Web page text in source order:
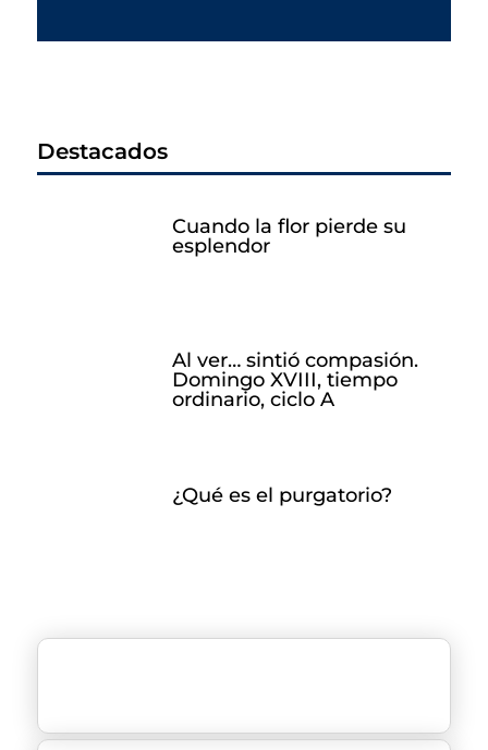
Destacados
Cuando la flor pierde su
esplendor
Al ver… sintió compasión.
Domingo XVIII, tiempo
ordinario, ciclo A
¿Qué es el purgatorio?